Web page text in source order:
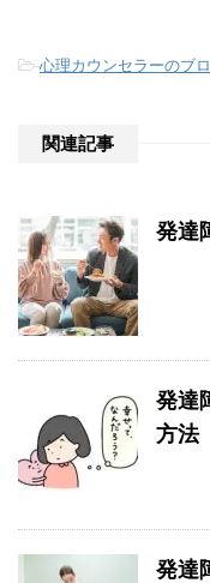
-心理カウンセラーのブ
関連記事
発達
発達
方法
発達